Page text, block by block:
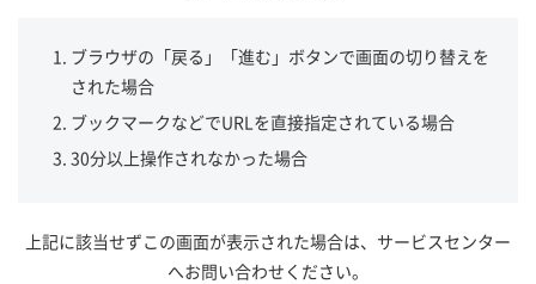
ブラウザの「戻る」「進む」ボタンで画面の切り替えを
された場合
ブックマークなどでURLを直接指定されている場合
30分以上操作されなかった場合
上記に該当せずこの画面が表示された場合は、サービスセンター
へお問い合わせください。